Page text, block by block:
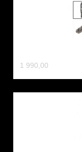
1 990,00